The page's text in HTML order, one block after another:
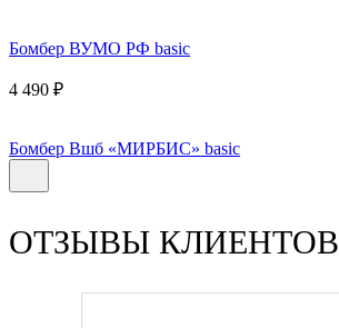
Бомбер ВУМО РФ basic
4 490 ₽
Бомбер Вшб «МИРБИС» basic
ОТЗЫВЫ КЛИЕНТОВ